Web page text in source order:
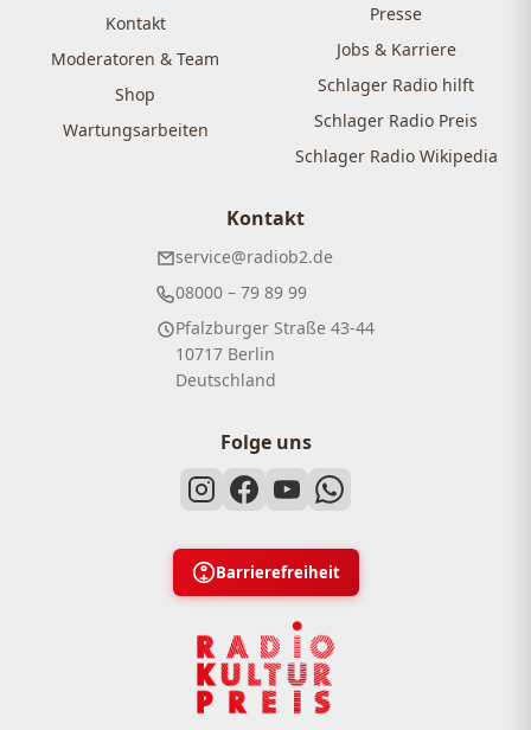
Kontakt
Moderatoren & Team
Shop
Wartungsarbeiten
Presse
Jobs & Karriere
Schlager Radio hilft
Schlager Radio Preis
Schlager Radio Wikipedia
Kontakt
service@radiob2.de
08000 – 79 89 99
Pfalzburger Straße 43-44
10717 Berlin
Deutschland
Folge uns
Barrierefreiheit